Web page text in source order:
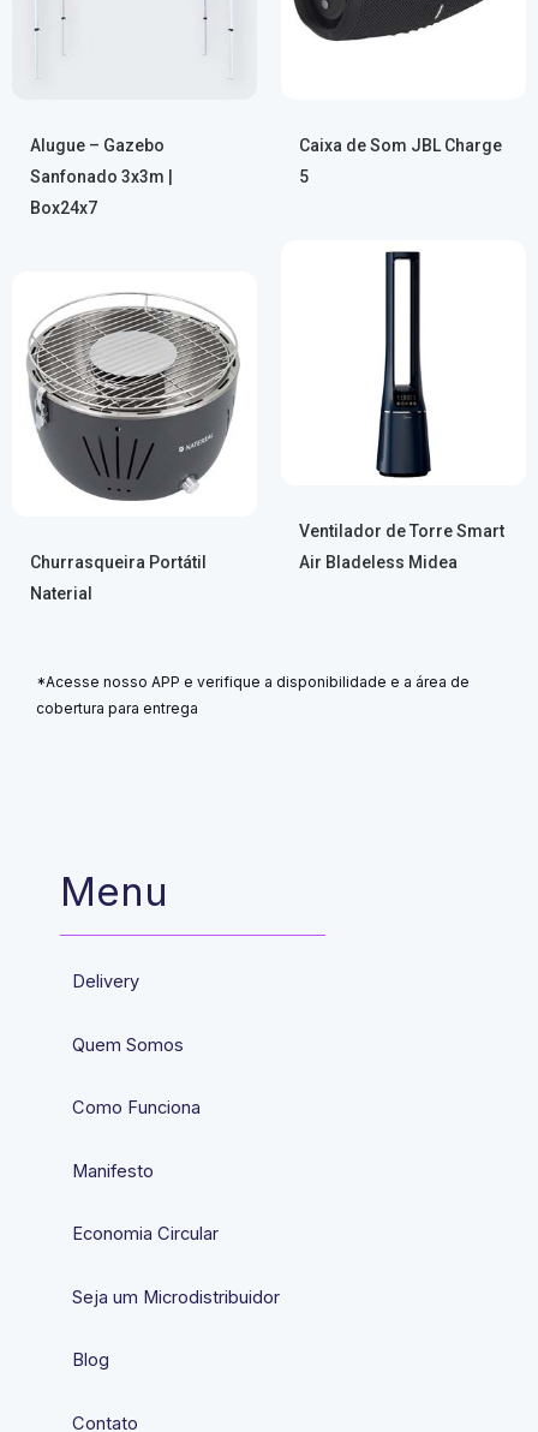
Alugue – Gazebo
Sanfonado 3x3m |
Box24x7
Caixa de Som JBL Charge
5
Ventilador de Torre Smart
Air Bladeless Midea
Churrasqueira Portátil
Naterial
*Acesse nosso APP e verifique a disponibilidade e a área de
cobertura para entrega
Menu
Delivery
Quem Somos
Como Funciona
Manifesto
Economia Circular
Seja um Microdistribuidor
Blog
Contato